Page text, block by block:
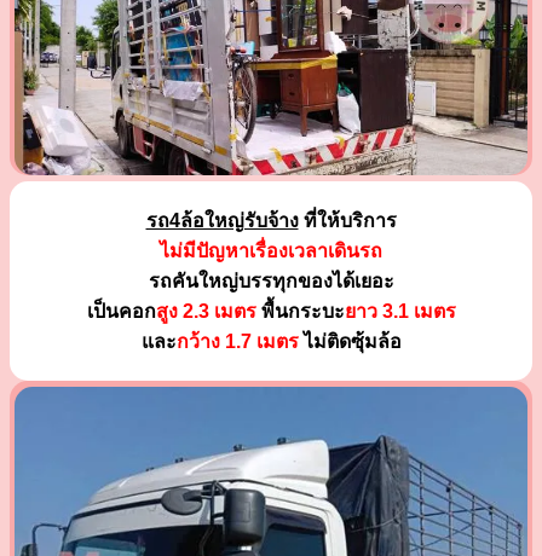
รถ4ล้อใหญ่รับจ้างที่ให้บริการ
ไม่มีปัญหาเรื่องเวลาเดินรถ
รถคันใหญ่บรรทุกของได้เยอะ
เป็นคอกสูง 2.3 เมตรพื้นกระบะยาว 3.1 เมตร
และกว้าง 1.7 เมตรไม่ติดซุ้มล้อ